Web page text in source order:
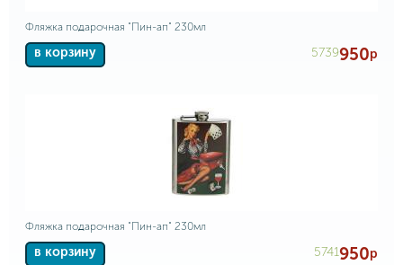
Фляжка подарочная "Пин-ап" 230мл
в корзину 5739950р
Фляжка подарочная "Пин-ап" 230мл
в корзину 5741950р